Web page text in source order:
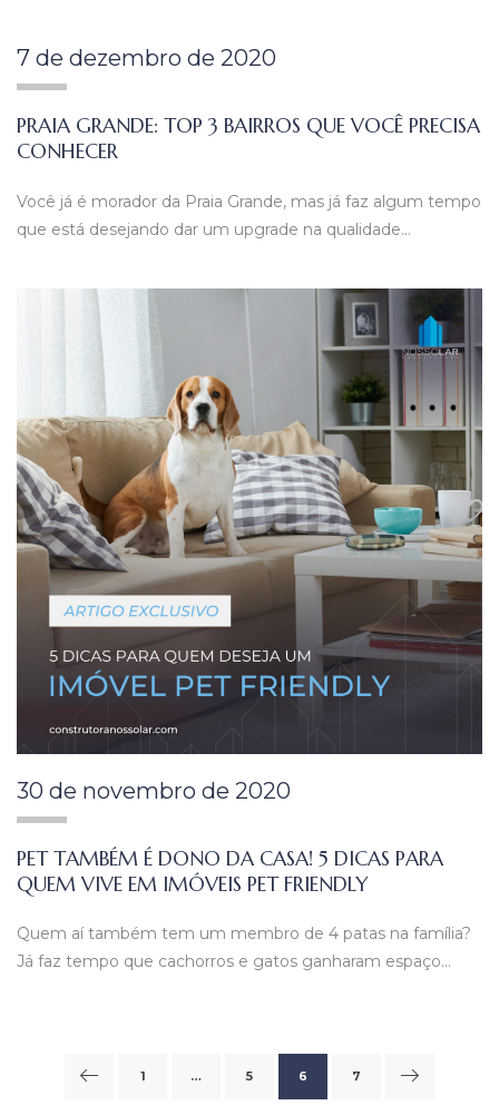
7 de dezembro de 2020
PRAIA GRANDE: TOP 3 BAIRROS QUE VOCÊ PRECISA
CONHECER
Você já é morador da Praia Grande, mas já faz algum tempo
que está desejando dar um upgrade na qualidade…
30 de novembro de 2020
PET TAMBÉM É DONO DA CASA! 5 DICAS PARA
QUEM VIVE EM IMÓVEIS PET FRIENDLY
Quem aí também tem um membro de 4 patas na família?
Já faz tempo que cachorros e gatos ganharam espaço…
1 … 5 6 7